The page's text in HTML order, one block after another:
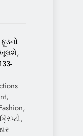
ફૂડનો